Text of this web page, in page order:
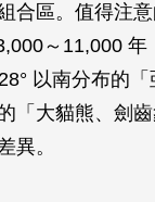
合區。值得注
～11,000 年
以南分布的
「大貓熊、劍
異。